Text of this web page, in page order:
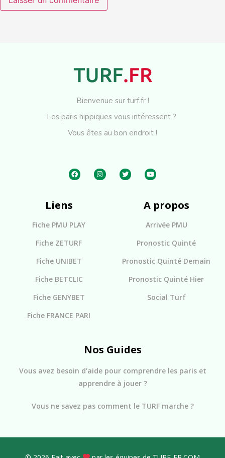
Bienvenue sur turf.fr !
Les paris hippiques vous intéressent ?
Vous êtes au bon endroit !
Liens
Fiche PMU PLAY
Fiche ZETURF
Fiche UNIBET
Fiche BETCLIC
Fiche GENYBET
Fiche FRANCE PARI
A propos
Arrivée PMU
Pronostic Quinté
Pronostic Quinté Demain
Pronostic Quinté Hier
Social Turf
Nos Guides
Vous avez besoin d’aide pour comprendre les paris et
apprendre à jouer ?
Vous ne savez pas comment le TURF marche ?